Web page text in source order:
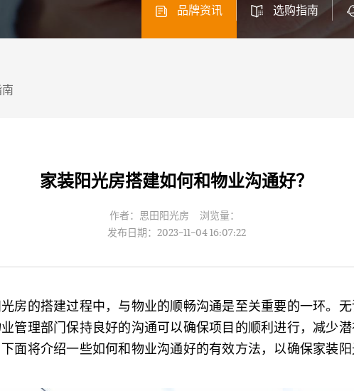
品牌资讯 选购指南
家装阳光房搭建如何和物业沟通好？
作者：思田阳光房 浏览量：
发布日期：2023-11-04 16:07:22
房的搭建过程中，与物业的顺畅沟通是至关重要的一环。
管理部门保持良好的沟通可以确保项目的顺利进行，减少
面将介绍一些如何和物业沟通好的有效方法，以确保家装